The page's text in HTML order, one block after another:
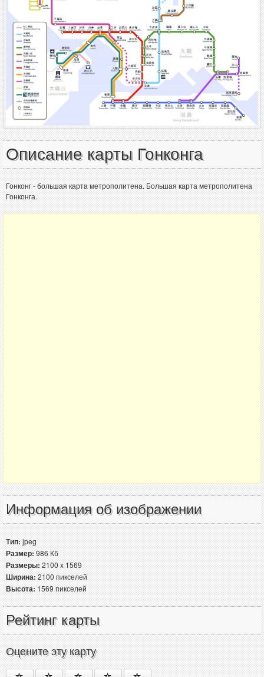
Описание карты Гонконга
Гонконг - большая карта метрополитена. Большая карта метрополитена
Гонконга.
Информация об изображении
Тип:jpeg
Размер:986 Кб
Размеры:2100 x 1569
Ширина:2100 пикселей
Высота:1569 пикселей
Рейтинг карты
Оцените эту карту